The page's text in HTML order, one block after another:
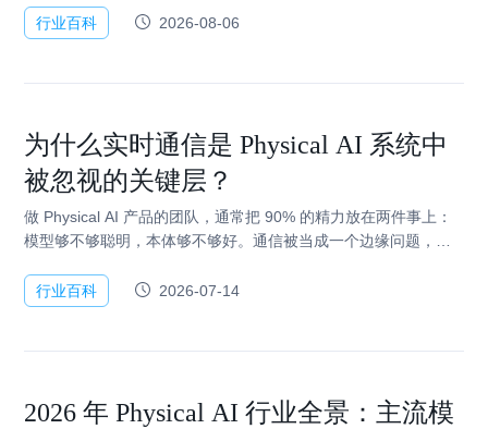
后：机器能不能听懂对方在说什…
行业百科 2026-08-06
为什么实时通信是 Physical AI 系统中
被忽视的关键层？
做 Physical AI 产品的团队，通常把 90% 的精力放在两件事上：
模型够不够聪明，本体够不够好。通信被当成一个边缘问题，接
Wi-…
行业百科 2026-07-14
2026 年 Physical AI 行业全景：主流模